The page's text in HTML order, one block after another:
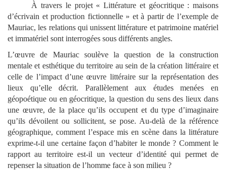
À travers le projet « Littérature et géocritique : maisons
d’écrivain et production fictionnelle » et à partir de l’exemple de
Mauriac, les relations qui unissent littérature et patrimoine matériel
et immatériel sont interrogées sous différents angles.
L’œuvre de Mauriac soulève la question de la construction
mentale et esthétique du territoire au sein de la création littéraire et
celle de l’impact d’une œuvre littéraire sur la représentation des
lieux qu’elle décrit. Parallèlement aux études menées en
géopoétique ou en géocritique, la question du sens des lieux dans
une œuvre, de la place qu’ils occupent et du type d’imaginaire
qu’ils dévoilent ou sollicitent, se pose. Au-delà de la référence
géographique, comment l’espace mis en scène dans la littérature
exprime-t-il une certaine façon d’habiter le monde ? Comment le
rapport au territoire est-il un vecteur d’identité qui permet de
repenser la situation de l’homme face à son milieu ?